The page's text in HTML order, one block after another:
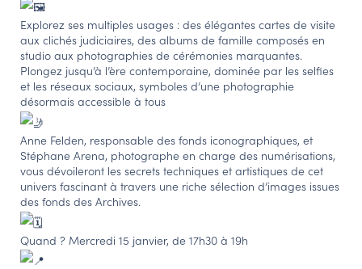
Amateurs d’histoire et de patrimoine
Responsables de structures
Étudiants & chercheurs
Explorez ses multiples usages : des élégantes cartes de visite
aux clichés judiciaires, des albums de famille composés en
studio aux photographies de cérémonies marquantes.
Plongez jusqu’à l’ère contemporaine, dominée par les selfies
et les réseaux sociaux, symboles d’une photographie
désormais accessible à tous
Anne Felden, responsable des fonds iconographiques, et
Stéphane Arena, photographe en charge des numérisations,
vous dévoileront les secrets techniques et artistiques de cet
univers fascinant à travers une riche sélection d’images issues
des fonds des Archives.
Quand ? Mercredi 15 janvier, de 17h30 à 19h